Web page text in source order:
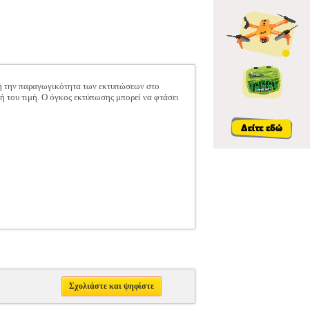
την παραγωγικότητα των εκτυπώσεων στο
του τιμή. Ο όγκος εκτύπωσης μπορεί να φτάσει
Σχολιάστε και ψηφίστε